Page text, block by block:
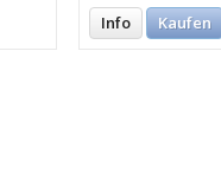
Info Kaufen